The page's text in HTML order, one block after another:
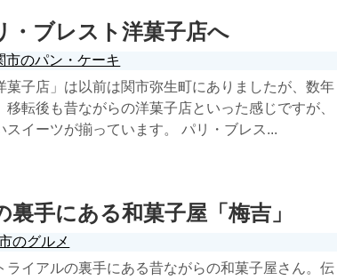
・ブレスト洋菓子店へ
市のパン・ケーキ
菓子店」は以前は関市弥生町にありましたが、数年
転後も昔ながらの洋菓子店といった感じですが、
スイーツが揃っています。 パリ・ブレス...
裏手にある和菓子屋「梅吉」
のグルメ
ライアルの裏手にある昔ながらの和菓子屋さん。伝